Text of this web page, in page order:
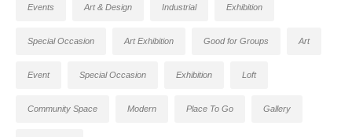
Events Art & Design Industrial Exhibition
Special Occasion Art Exhibition Good for Groups Art
Event Special Occasion Exhibition Loft
Community Space Modern Place To Go Gallery